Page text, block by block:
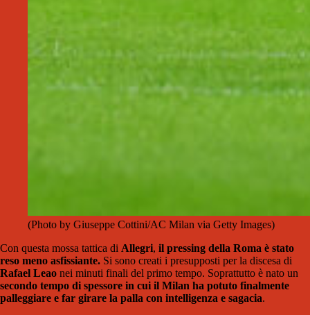
(Photo by Giuseppe Cottini/AC Milan via Getty Images)
Con questa mossa tattica di Allegri, il pressing della Roma è stato
reso meno asfissiante. Si sono creati i presupposti per la discesa di
Rafael Leao nei minuti finali del primo tempo. Soprattutto è nato un
secondo tempo di spessore in cui il Milan ha potuto finalmente
palleggiare e far girare la palla con intelligenza e sagacia.